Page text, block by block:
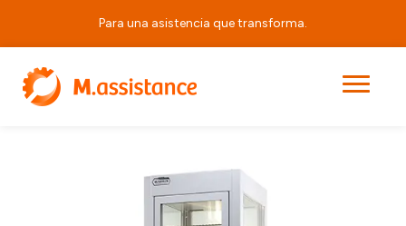
Para una asistencia que transforma.
Principal